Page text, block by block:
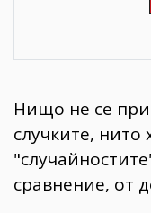
Нищо не се
случките, нито
сравнение, от